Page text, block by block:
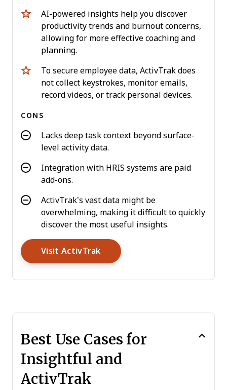
AI-powered insights help you discover
productivity trends and burnout concerns,
allowing for more effective coaching and
planning.
To secure employee data, ActivTrak does
not collect keystrokes, monitor emails,
record videos, or track personal devices.
CONS
Lacks deep task context beyond surface-
level activity data.
Integration with HRIS systems are paid
add-ons.
ActivTrak’s vast data might be
overwhelming, making it difficult to quickly
discover the most useful insights.
Visit ActivTrakOpens New Window
Best Use Cases for
Insightful and
ActivTrak